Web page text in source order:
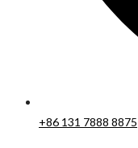
+86 131 7888 8875